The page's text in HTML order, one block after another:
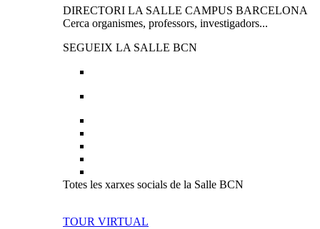
DIRECTORI LA SALLE CAMPUS BARCELONA
Cerca organismes, professors, investigadors...
SEGUEIX LA SALLE BCN
Totes les xarxes socials de la Salle BCN
TOUR VIRTUAL